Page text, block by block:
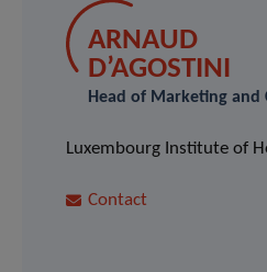
ARNAUD
D’AGOSTINI
Head of Marketing and
Luxembourg Institute of
Contact